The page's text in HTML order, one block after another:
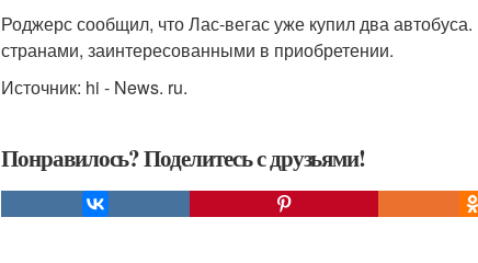
Роджерс сообщил, что Лас-вегас уже купил два
странами, заинтересованными в приобретении.
Источник: hi - News. ru.
Понравилось? Поделитесь с друзьями!